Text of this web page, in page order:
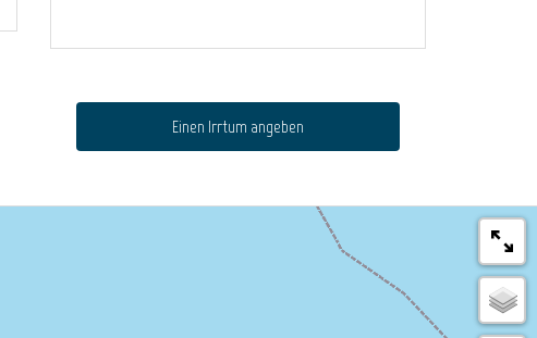
Einen Irrtum angeben